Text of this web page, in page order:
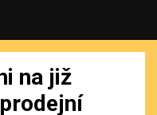
na již